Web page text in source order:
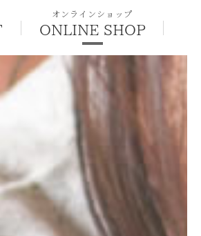
オンラインショップ
ONLINE SHOP